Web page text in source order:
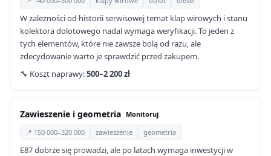
W zależności od historii serwisowej temat klap wirowych i stanu
kolektora dolotowego nadal wymaga weryfikacji. To jeden z
tych elementów, które nie zawsze bolą od razu, ale
zdecydowanie warto je sprawdzić przed zakupem.
🔧 Koszt naprawy:500–2 200 zł
Zawieszenie i geometria Monitoruj
📍 150 000–320 000 zawieszenie geometria
E87 dobrze się prowadzi, ale po latach wymaga inwestycji w